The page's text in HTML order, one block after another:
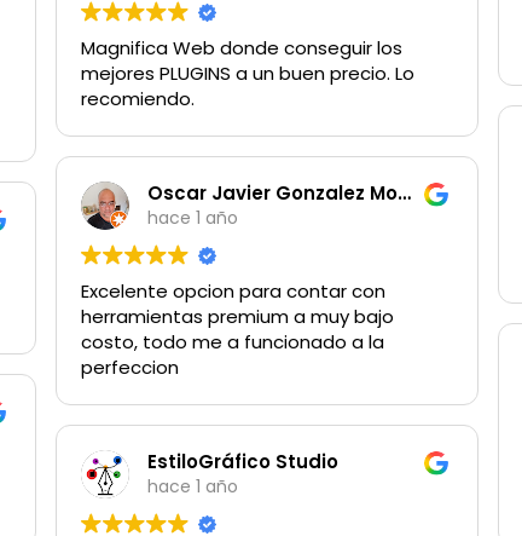
Magnifica Web donde conseguir los
mejores PLUGINS a un buen precio. Lo
recomiendo.
Oscar Javier Gonzalez Modesto
hace 1 año
Excelente opcion para contar con
herramientas premium a muy bajo
costo, todo me a funcionado a la
perfeccion
EstiloGráfico Studio
hace 1 año